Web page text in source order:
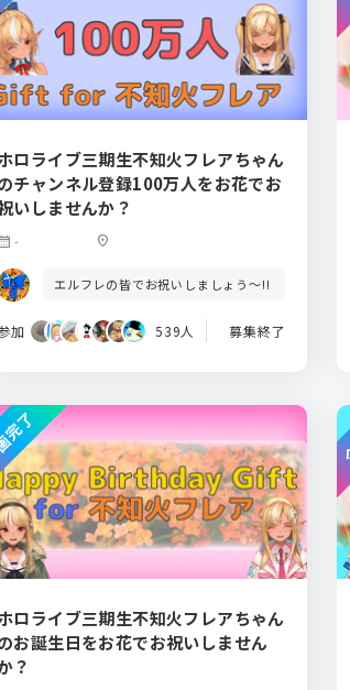
ロライブ三期生不知火フレアちゃん
チャンネル登録100万人をお花でお
いしませんか？
- location_on
エルフレの皆でお祝いしましょう～!!
加 539人 募集終了
ロライブ三期生不知火フレアちゃん
お誕生日をお花でお祝いしません
？
了